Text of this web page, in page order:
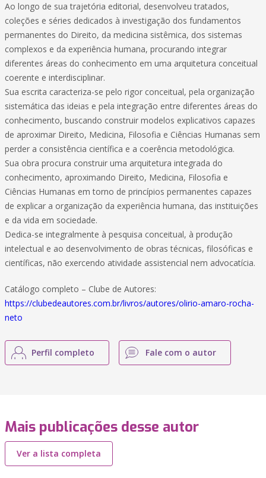
Ao longo de sua trajetória editorial, desenvolveu tratados,
coleções e séries dedicados à investigação dos fundamentos
permanentes do Direito, da medicina sistêmica, dos sistemas
complexos e da experiência humana, procurando integrar
diferentes áreas do conhecimento em uma arquitetura conceitual
coerente e interdisciplinar.
Sua escrita caracteriza-se pelo rigor conceitual, pela organização
sistemática das ideias e pela integração entre diferentes áreas do
conhecimento, buscando construir modelos explicativos capazes
de aproximar Direito, Medicina, Filosofia e Ciências Humanas sem
perder a consistência científica e a coerência metodológica.
Sua obra procura construir uma arquitetura integrada do
conhecimento, aproximando Direito, Medicina, Filosofia e
Ciências Humanas em torno de princípios permanentes capazes
de explicar a organização da experiência humana, das instituições
e da vida em sociedade.
Dedica-se integralmente à pesquisa conceitual, à produção
intelectual e ao desenvolvimento de obras técnicas, filosóficas e
científicas, não exercendo atividade assistencial nem advocatícia.
Catálogo completo – Clube de Autores:
https://clubedeautores.com.br/livros/autores/olirio-amaro-rocha-
neto
Perfil completo Fale com o autor
Mais publicações desse autor
Ver a lista completa